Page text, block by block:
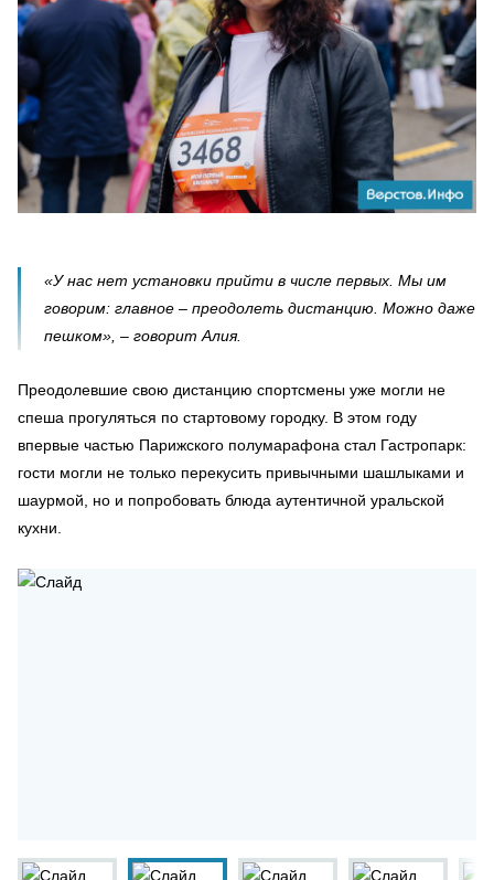
«У нас нет установки прийти в числе первых. Мы им
говорим: главное – преодолеть дистанцию. Можно даже
пешком», – говорит Алия.
Преодолевшие свою дистанцию спортсмены уже могли не
спеша прогуляться по стартовому городку. В этом году
впервые частью Парижского полумарафона стал Гастропарк:
гости могли не только перекусить привычными шашлыками и
шаурмой, но и попробовать блюда аутентичной уральской
кухни.